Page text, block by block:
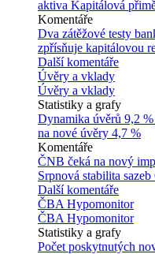
aktiva Kapitálová
Komentáře
Dva zátěžové testy
zpřísňuje kapitálovou
Další komentáře
Úvěry a vklady
Úvěry a vklady
Statistiky a grafy
Dynamika úvěrů 9,2
na nové úvěry 4,7 %
Komentáře
ČNB čeká na nový
Srpnová stabilita
Další komentáře
ČBA Hypomonitor
ČBA Hypomonitor
Statistiky a grafy
Počet poskytnutých